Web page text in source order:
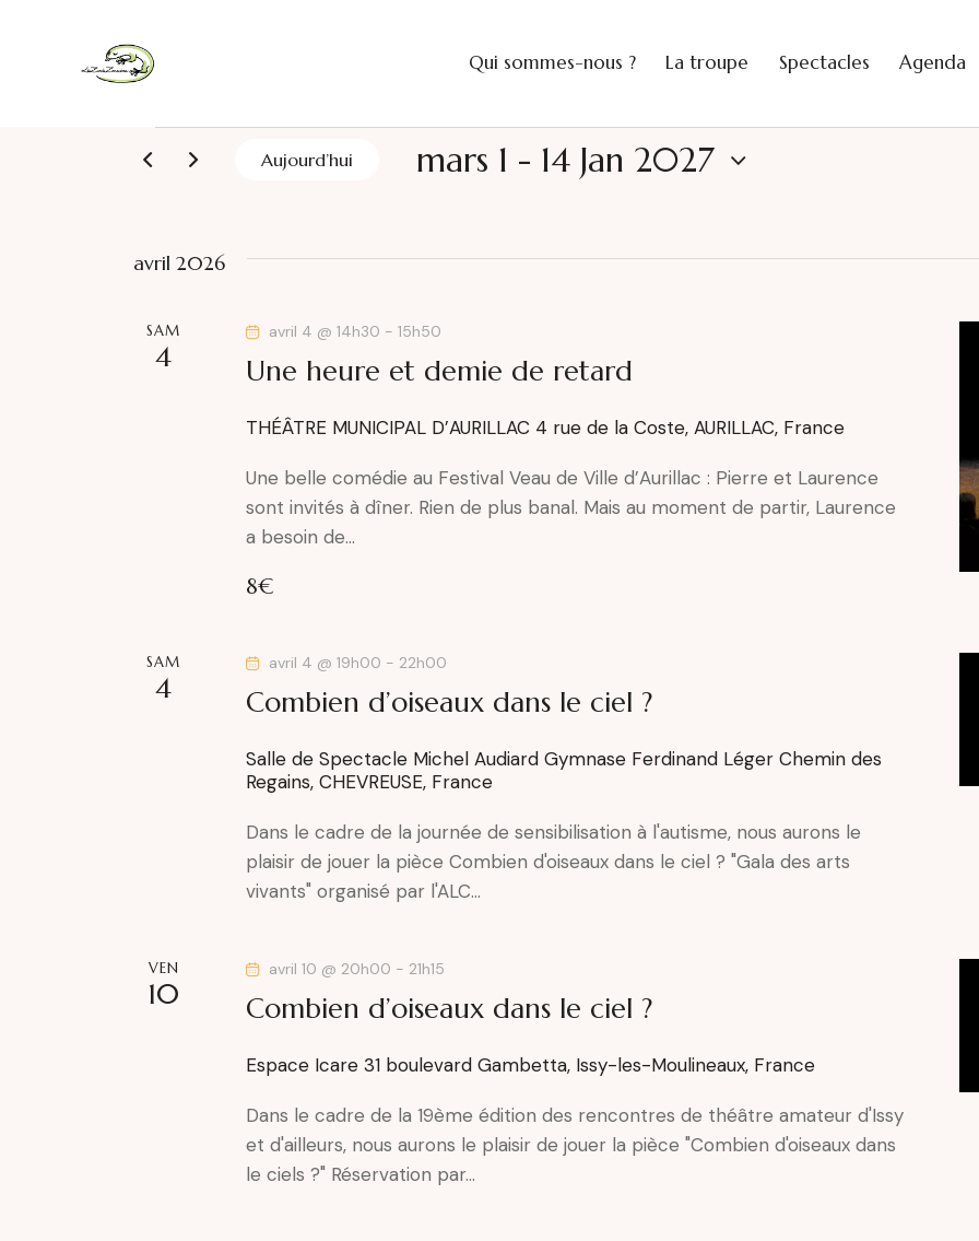
Qui sommes-nous ? La troupe Spectacles Agenda
Qui sommes-nous ? La troupe
Aujourd’hui mars 1 - 14 Jan 2027
l
n
n
e
d
t
.
avril 2026
SAM
4 Une heure et demie de retard
avril 4 @ 14h30 -15h50
THÉÂTRE MUNICIPAL D’AURILLAC 4 rue de la Coste, AURILLAC, France
Une belle comédie au Festival Veau de Ville d’Aurillac : Pierre et Laurence
sont invités à dîner. Rien de plus banal. Mais au moment de partir, Laurence
a besoin de…
8€
SAM
4 Combien d’oiseaux dans le ciel ?
avril 4 @ 19h00 - 22h00
Salle de Spectacle Michel AudiardGymnase Ferdinand Léger Chemin des
Regains, CHEVREUSE, France
Dans le cadre de la journée de sensibilisation à l'autisme, nous aurons le
plaisir de jouer la pièce Combien d'oiseaux dans le ciel ? "Gala des arts
vivants" organisé par l'ALC…
VEN
10 Combien d’oiseaux dans le ciel ?
avril 10 @ 20h00 - 21h15
Espace Icare31 boulevard Gambetta, Issy-les-Moulineaux, France
Dans le cadre de la 19ème édition des rencontres de théâtre amateur d'Issy
et d'ailleurs, nous aurons le plaisir de jouer la pièce "Combien d'oiseaux dans
le ciels ?" Réservation par…